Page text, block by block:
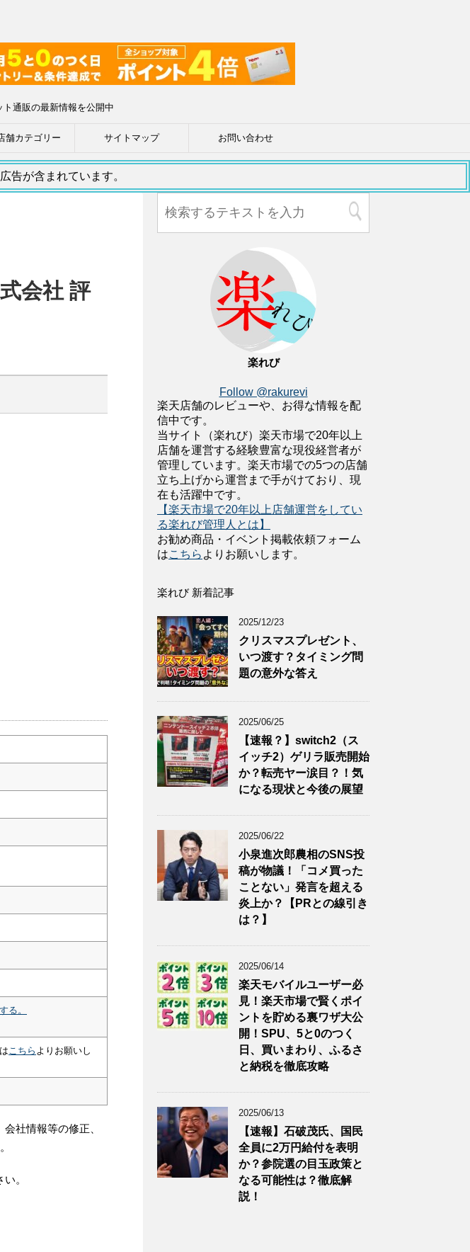
通販の最新情報を公開中
舗カテゴリー サイトマップ お問い合わせ
告が含まれています。
会社 評
る。
こちら よりお願いし
社情報等の修正、
。
楽れび
Follow @rakurevi
楽天店舗のレビューや、お得な情報を配
信中です。
当サイト（楽れび）楽天市場で20年以上
店舗を運営する経験豊富な現役経営者が
管理しています。楽天市場での5つの店舗
立ち上げから運営まで手がけており、現
在も活躍中です。
【楽天市場で20年以上店舗運営をしてい
る楽れび管理人とは】
お勧め商品・イベント掲載依頼フォーム
はこちら よりお願いします。
楽れび 新着記事
2025/12/23
クリスマスプレゼント、
いつ渡す？タイミング問
題の意外な答え
2025/06/25
【速報？】switch2（ス
イッチ2）ゲリラ販売開始
か？転売ヤー涙目？！気
になる現状と今後の展望
2025/06/22
小泉進次郎農相のSNS投
稿が物議！「コメ買った
ことない」発言を超える
炎上か？【PRとの線引き
は？】
2025/06/14
楽天モバイルユーザー必
見！楽天市場で賢くポイ
ントを貯める裏ワザ大公
開！SPU、5と0のつく
日、買いまわり、ふるさ
と納税を徹底攻略
2025/06/13
【速報】石破茂氏、国民
全員に2万円給付を表明
か？参院選の目玉政策と
なる可能性は？徹底解
説！